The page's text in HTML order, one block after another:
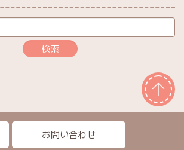
お問い合わせ